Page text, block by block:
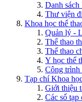
Danh sách
Thư viện
Khoa học thể
Quản lý -
Thể thao
Thể thao
Y học thể
Công
Tạp chí Khoa
Giới thiệu
Các số tạp